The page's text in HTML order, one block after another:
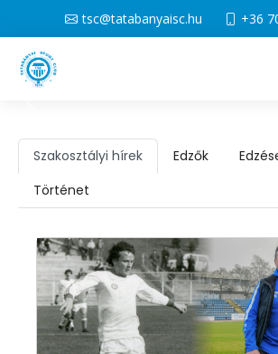
tsc@tatabanyaisc.hu +36
Szakosztályi hírek Edzők
Történet